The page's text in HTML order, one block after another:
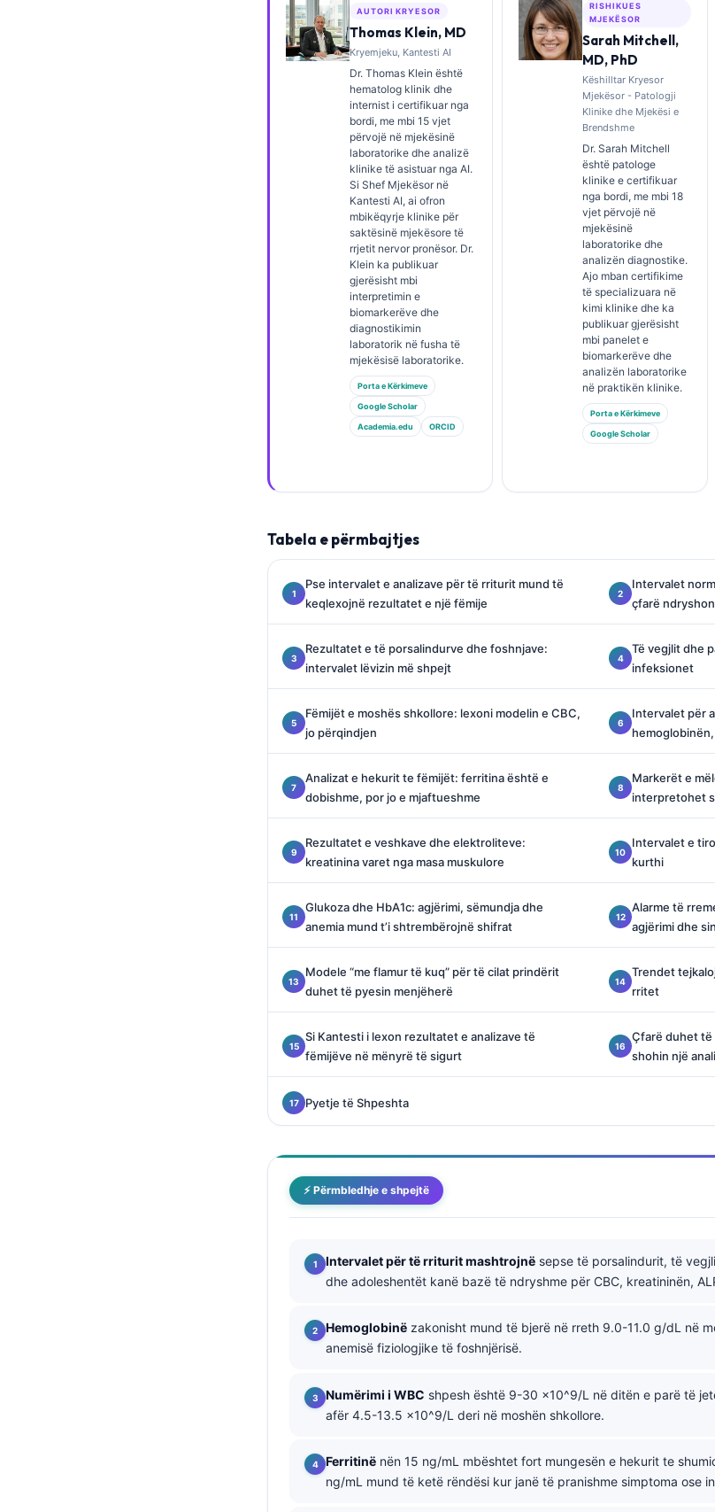
AUTORI KRYESOR
Thomas Klein, MD
Kryemjeku, Kantesti AI
Dr. Thomas Klein është
hematolog klinik dhe
internist i certifikuar nga
bordi, me mbi 15 vjet
përvojë në mjekësinë
laboratorike dhe analizë
klinike të asistuar nga AI.
Si Shef Mjekësor në
Kantesti AI, ai ofron
mbikëqyrje klinike për
saktësinë mjekësore të
rrjetit nervor pronësor. Dr.
Klein ka publikuar
gjerësisht mbi
interpretimin e
biomarkerëve dhe
diagnostikimin
laboratorik në fusha të
mjekësisë laboratorike.
Porta e Kërkimeve
Google Scholar
Academia.edu ORCID
RISHIKUES
MJEKËSOR
Sarah Mitchell,
MD, PhD
Këshilltar Kryesor
Mjekësor - Patologji
Klinike dhe Mjekësi e
Brendshme
Dr. Sarah Mitchell
është patologe
klinike e certifikuar
nga bordi, me mbi 18
vjet përvojë në
mjekësinë
laboratorike dhe
analizën diagnostike.
Ajo mban certifikime
të specializuara në
kimi klinike dhe ka
publikuar gjerësisht
mbi panelet e
biomarkerëve dhe
analizën laboratorike
në praktikën klinike.
Porta e Kërkimeve
Google Scholar
Tabela e përmbajtjes
Pse intervalet e analizave për të rriturit mund të
keqlexojnë rezultatet e një fëmije
Intervalet
çfarë
Rezultatet e të porsalindurve dhe foshnjave:
intervalet lëvizin më shpejt
Të vegjlit dhe
infeksionet
Fëmijët e moshës shkollore: lexoni modelin e CBC,
jo përqindjen
Intervalet për
Analizat e hekurit te fëmijët: ferritina është e
dobishme, por jo e mjaftueshme
Markerët e
interpretohet
Rezultatet e veshkave dhe elektroliteve:
kreatinina varet nga masa muskulore
Intervalet e
kurthi
Glukoza dhe HbA1c: agjërimi, sëmundja dhe
anemia mund t’i shtrembërojnë shifrat
Alarme të
agjërimi dhe
Modele “me flamur të kuq” për të cilat prindërit
duhet të pyesin menjëherë
Trendet
rritet
Si Kantesti i lexon rezultatet e analizave të
fëmijëve në mënyrë të sigurt
Çfarë duhet të
shohin një
Pyetje të Shpeshta
⚡ Përmbledhje e shpejtë
Intervalet për të rriturit mashtrojnë sepse të porsalindurit, të
dhe adoleshentët kanë bazë të ndryshme për CBC, kreatininën,
Hemoglobinë zakonisht mund të bjerë në rreth 9.0-11.0 g/dL në
anemisë fiziologjike të foshnjërisë.
Numërimi i WBC shpesh është 9-30 x10^9/L në ditën e parë të
afër 4.5-13.5 x10^9/L deri në moshën shkollore.
Ferritinë nën 15 ng/mL mbështet fort mungesën e hekurit te
ng/mL mund të ketë rëndësi kur janë të pranishme simptoma ose